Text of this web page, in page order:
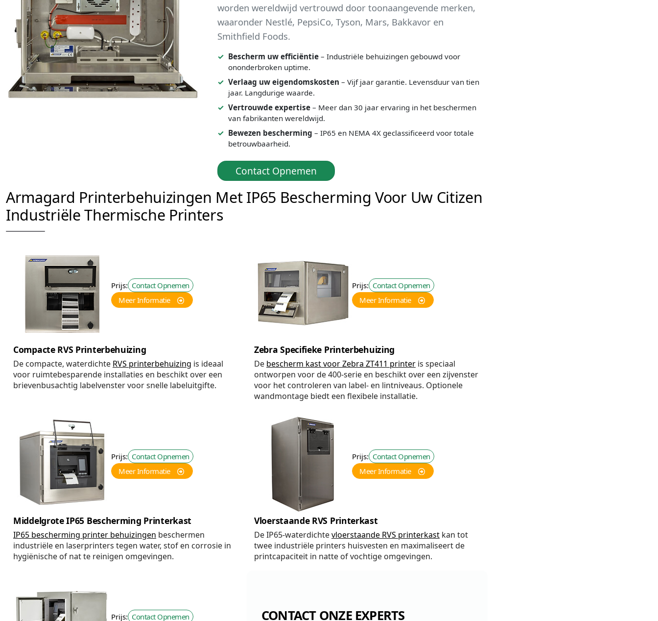
worden wereldwijd vertrouwd door toonaangevende merken,
waaronder Nestlé, PepsiCo, Tyson, Mars, Bakkavor en
Smithfield Foods.
Bescherm uw efficiëntie – Industriële behuizingen gebouwd voor
ononderbroken uptime.
Verlaag uw eigendomskosten – Vijf jaar garantie. Levensduur van tien
jaar. Langdurige waarde.
Vertrouwde expertise – Meer dan 30 jaar ervaring in het beschermen
van fabrikanten wereldwijd.
Bewezen bescherming – IP65 en NEMA 4X geclassificeerd voor totale
betrouwbaarheid.
Contact Opnemen
Armagard Printerbehuizingen Met IP65 Bescherming Voor Uw Citizen
Industriële Thermische Printers
Prijs: Contact Opnemen
Meer Informatie
Compacte RVS Printerbehuizing
De compacte, waterdichte RVS printerbehuizing is ideaal
voor ruimtebesparende installaties en beschikt over een
brievenbusachtig labelvenster voor snelle labeluitgifte.
Prijs: Contact Opnemen
Meer Informatie
Zebra Specifieke Printerbehuizing
De bescherm kast voor Zebra ZT411 printer is speciaal
ontworpen voor de 400-serie en beschikt over een zijvenster
voor het controleren van label- en lintniveaus. Optionele
wandmontage biedt een flexibele installatie.
Prijs: Contact Opnemen
Meer Informatie
Middelgrote IP65 Bescherming Printerkast
IP65 bescherming printer behuizingen beschermen
industriële en laserprinters tegen water, stof en corrosie in
hygiënische of nat te reinigen omgevingen.
Prijs: Contact Opnemen
Meer Informatie
Vloerstaande RVS Printerkast
De IP65-waterdichtevloerstaande RVS printerkast kan tot
twee industriële printers huisvesten en maximaliseert de
printcapaciteit in natte of vochtige omgevingen.
Prijs: Contact Opnemen CONTACT ONZE EXPERTS